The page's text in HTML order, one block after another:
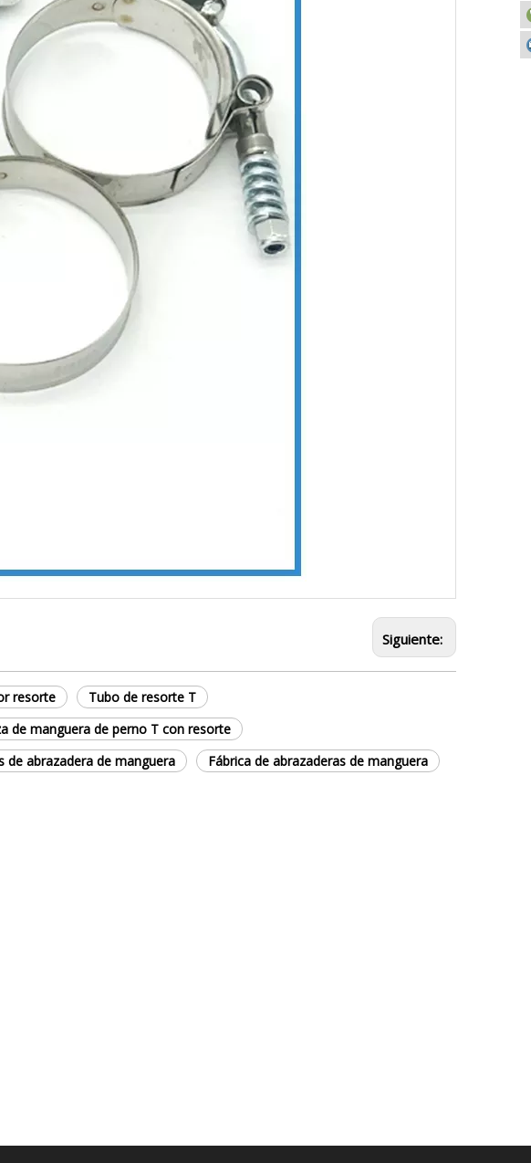
Siguiente:
resorte
Tubo de resorte T
de manguera de perno T con resorte
de abrazadera de manguera Fábrica de abrazaderas de manguera